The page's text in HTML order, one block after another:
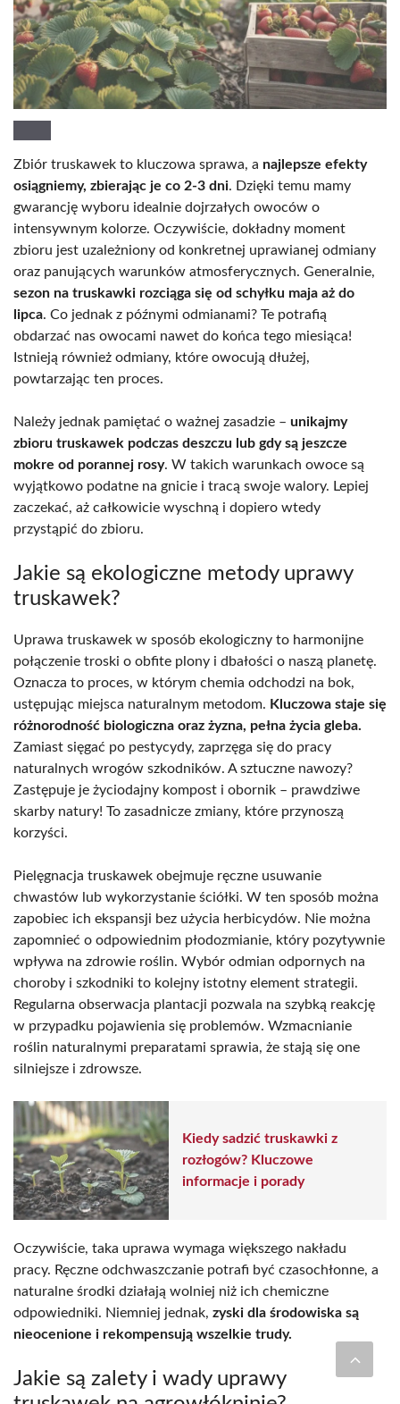
Zbiór truskawek to kluczowa sprawa, a najlepsze efekty
osiągniemy, zbierając je co 2-3 dni. Dzięki temu mamy
gwarancję wyboru idealnie dojrzałych owoców o
intensywnym kolorze. Oczywiście, dokładny moment
zbioru jest uzależniony od konkretnej uprawianej odmiany
oraz panujących warunków atmosferycznych. Generalnie,
sezon na truskawki rozciąga się od schyłku maja aż do
lipca. Co jednak z późnymi odmianami? Te potrafią
obdarzać nas owocami nawet do końca tego miesiąca!
Istnieją również odmiany, które owocują dłużej,
powtarzając ten proces.
Należy jednak pamiętać o ważnej zasadzie – unikajmy
zbioru truskawek podczas deszczu lub gdy są jeszcze
mokre od porannej rosy. W takich warunkach owoce są
wyjątkowo podatne na gnicie i tracą swoje walory. Lepiej
zaczekać, aż całkowicie wyschną i dopiero wtedy
przystąpić do zbioru.
Jakie są ekologiczne metody uprawy
truskawek?
Uprawa truskawek w sposób ekologiczny to harmonijne
połączenie troski o obfite plony i dbałości o naszą planetę.
Oznacza to proces, w którym chemia odchodzi na bok,
ustępując miejsca naturalnym metodom. Kluczowa staje się
różnorodność biologiczna oraz żyzna, pełna życia gleba.
Zamiast sięgać po pestycydy, zaprzęga się do pracy
naturalnych wrogów szkodników. A sztuczne nawozy?
Zastępuje je życiodajny kompost i obornik – prawdziwe
skarby natury! To zasadnicze zmiany, które przynoszą
korzyści.
Pielęgnacja truskawek obejmuje ręczne usuwanie
chwastów lub wykorzystanie ściółki. W ten sposób można
zapobiec ich ekspansji bez użycia herbicydów. Nie można
zapomnieć o odpowiednim płodozmianie, który pozytywnie
wpływa na zdrowie roślin. Wybór odmian odpornych na
choroby i szkodniki to kolejny istotny element strategii.
Regularna obserwacja plantacji pozwala na szybką reakcję
w przypadku pojawienia się problemów. Wzmacnianie
roślin naturalnymi preparatami sprawia, że stają się one
silniejsze i zdrowsze.
Kiedy sadzić truskawki z
rozłogów? Kluczowe
informacje i porady
Oczywiście, taka uprawa wymaga większego nakładu
pracy. Ręczne odchwaszczanie potrafi być czasochłonne, a
naturalne środki działają wolniej niż ich chemiczne
odpowiedniki. Niemniej jednak, zyski dla środowiska są
nieocenione i rekompensują wszelkie trudy.
Jakie są zalety i wady uprawy